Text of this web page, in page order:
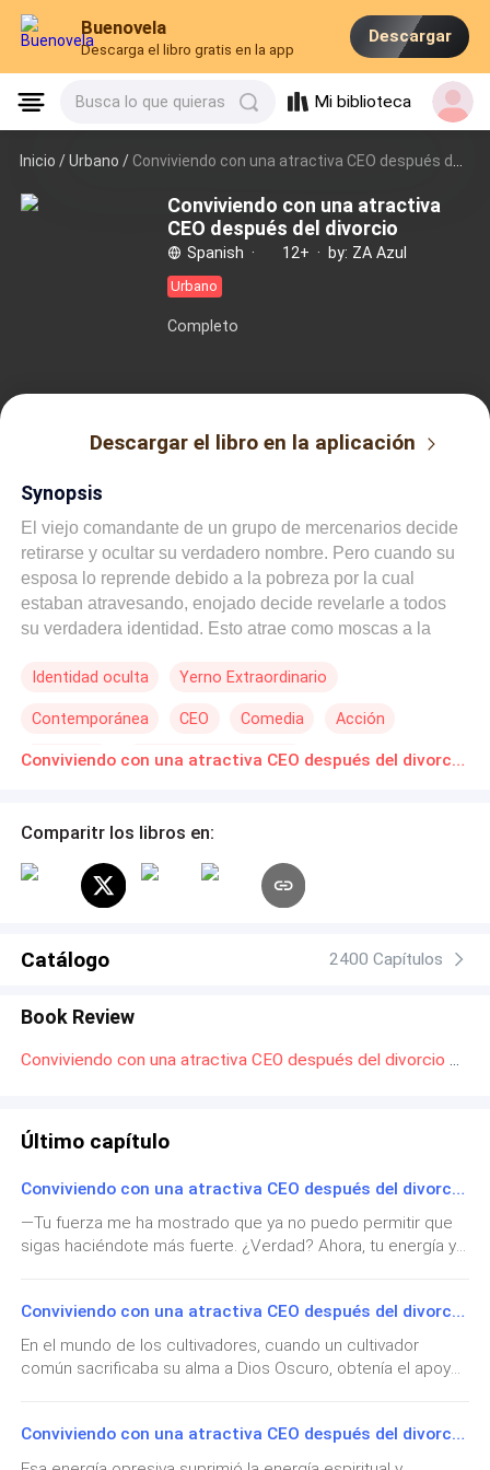
Buenovela
Descarga el libro gratis en la app
Descargar
Busca lo que quieras Mi biblioteca
Inicio /Urbano / Conviviendo con una atractiva CEO después del divorcio
Conviviendo con una atractiva
CEO después del divorcio
Spanish · 12+ · by: ZA Azul
Urbano
Completo
Descargar el libro en la aplicación
Synopsis
El viejo comandante de un grupo de mercenarios decide
retirarse y ocultar su verdadero nombre. Pero cuando su
esposa lo reprende debido a la pobreza por la cual
estaban atravesando, enojado decide revelarle a todos
su verdadera identidad. Esto atrae como moscas a la
para llegar a tener algún chance con él, lo cual sorprende
Identidad oculta Yerno Extraordinario
Contemporánea CEO Comedia Acción
Venganza Millonario Instantáneo Conviviendo con una atractiva CEO después del divorcio Novelas Online Descarga gratuita de PDF
Comparitr los libros en:
Catálogo 2400 Capítulos
Book Review
Último capítulo
Conviviendo con una atractiva CEO después del divorcio Capitulo 2400
—Tu fuerza me ha mostrado que ya no puedo permitir que
sigas haciéndote más fuerte. ¿Verdad? Ahora, tu energía y
todo el plano intermedio en la niebla de la oscuridad! —dijo
entusiasmado el mensajero de la oscuridad, mientras una
espesa atmósfera de destrucción negra lo rodeaba.Simón,
preguntó con cierta curiosidad:—¿Tú eres el soberano de la
Conviviendo con una atractiva CEO después del divorcio Capitulo 2399
En el mundo de los cultivadores, cuando un cultivador
común sacrificaba su alma a Dios Oscuro, obtenía el apoyo
marionetas del Dios Oscuro en este mundo, conectándose
de esta forma a su voluntad mediante una extraña energía
Conviviendo con una atractiva CEO después del divorcio Capitulo 2398